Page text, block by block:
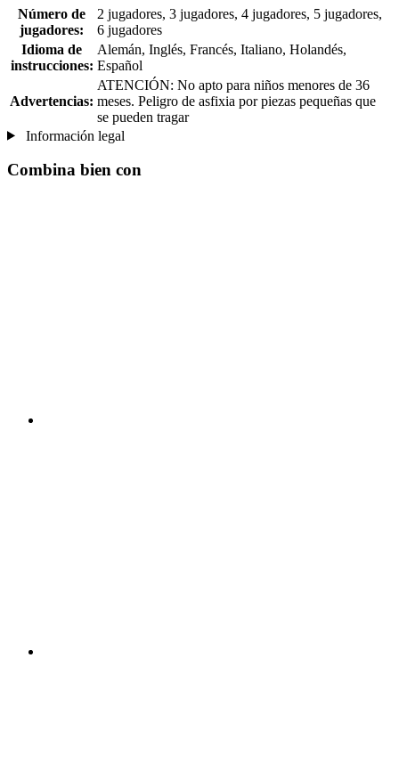
Número de
jugadores:
2 jugadores, 3 jugadores, 4 jugadores, 5 jugadores,
6 jugadores
Idioma de
instrucciones:
Alemán, Inglés, Francés, Italiano, Holandés,
Español
Advertencias:
ATENCIÓN: No apto para niños menores de 36
meses. Peligro de asfixia por piezas pequeñas que
se pueden tragar
Información legal
Combina bien con